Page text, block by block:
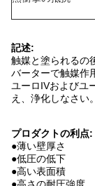
記述:
触媒と塗られるの
バーターで触媒作
ユーロIVおよびユ
え、浄化しなさい。
プロダクトの利点:
●薄い壁厚さ
●低圧の低下
●高い表面積